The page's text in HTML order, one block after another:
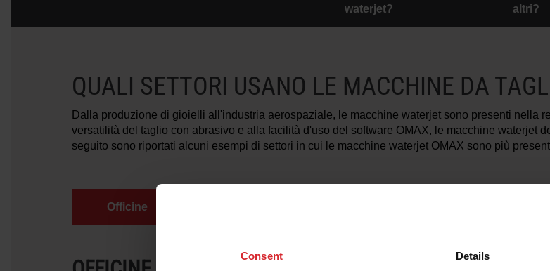
Consent Details
waterjet?
altri?
QUALI SETTORI USANO LE MACCHINE DA
Dalla produzione di gioielli all'industria aerospaziale, le macchine waterjet sono presenti nella
versatilità del taglio con abrasivo e alla facilità d'uso del software OMAX, le macchine waterjet
seguito sono riportati alcuni esempi di settori in cui le macchine waterjet OMAX sono più
Officine